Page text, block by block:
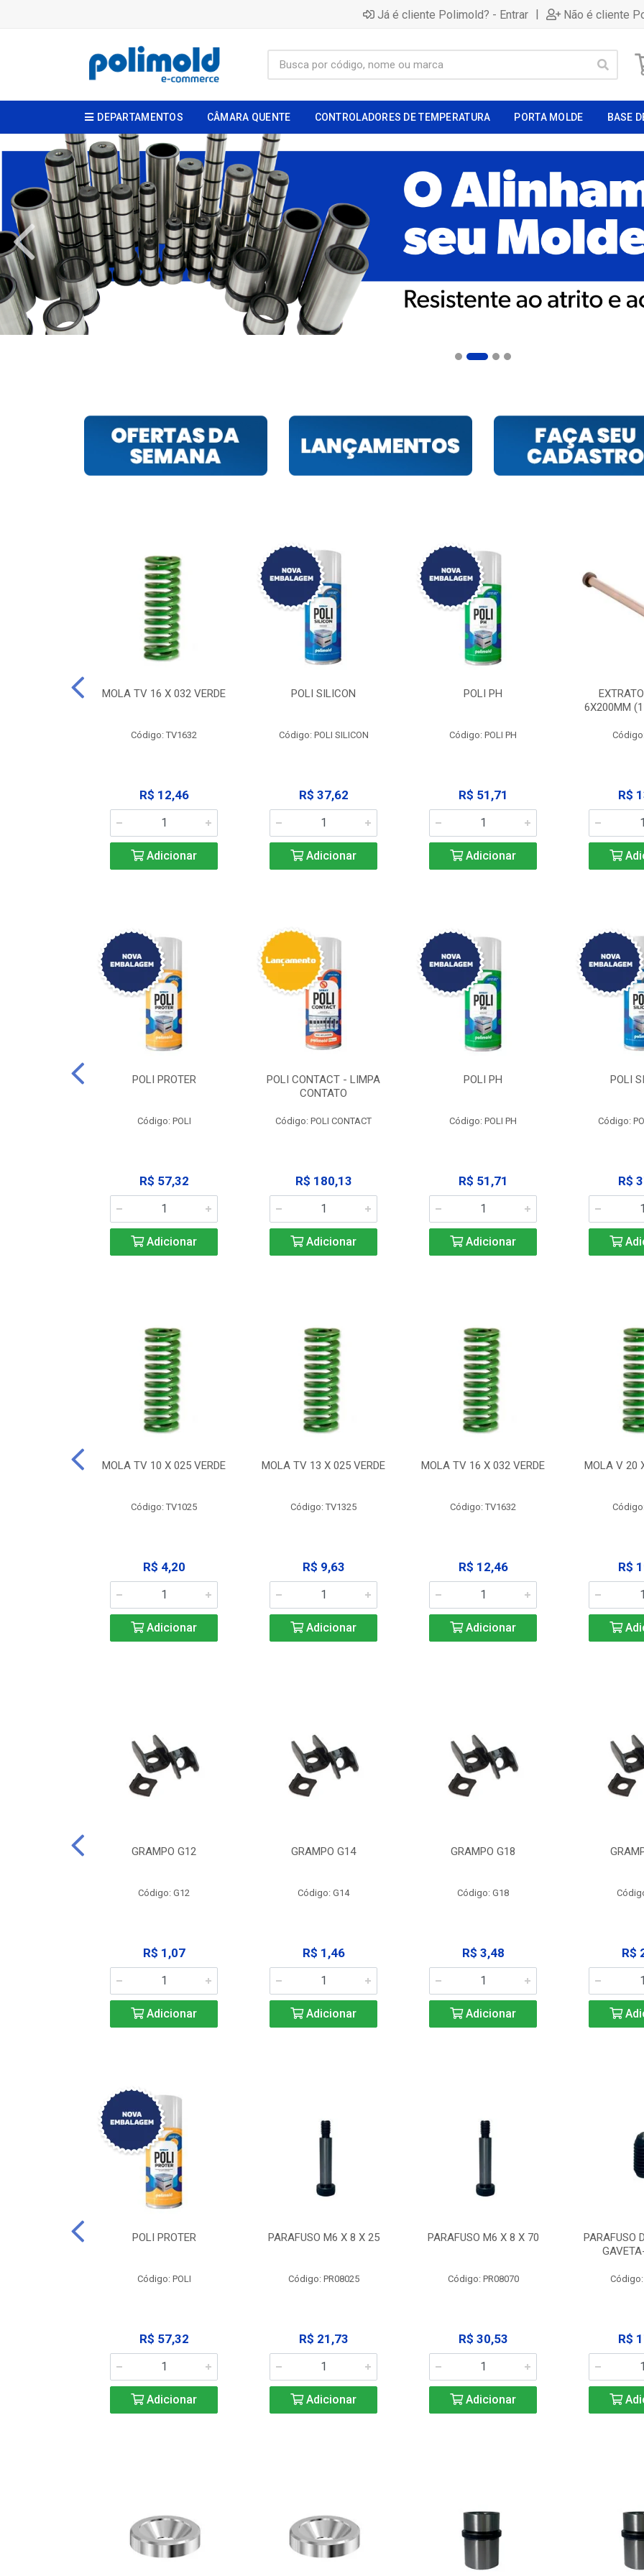
Já é cliente Polimold? - Entrar | Não é cliente
DEPARTAMENTOS CÂMARA QUENTE CONTROLADORES DE TEMPERATURA PORTA MOLDE BASE
MOLA TV 16 X 032 VERDE
Código: TV1632
R$ 12,46
Adicionar
POLI SILICON
Código: POLI SILICON
R$ 37,62
Adicionar
POLI PH
Código: POLI PH
R$ 51,71
Adicionar
6X200MM
R$
POLI PROTER
Código: POLI
R$ 57,32
Adicionar
POLI CONTACT - LIMPA
CONTATO
Código: POLI CONTACT
R$ 180,13
Adicionar
POLI PH
Código: POLI PH
R$ 51,71
Adicionar
POLI
Código:
R$
MOLA TV 10 X 025 VERDE
Código: TV1025
R$ 4,20
Adicionar
MOLA TV 13 X 025 VERDE
Código: TV1325
R$ 9,63
Adicionar
MOLA TV 16 X 032 VERDE
Código: TV1632
R$ 12,46
Adicionar
MOLA V 20
R$
GRAMPO G12
Código: G12
R$ 1,07
Adicionar
GRAMPO G14
Código: G14
R$ 1,46
Adicionar
GRAMPO G18
Código: G18
R$ 3,48
Adicionar
R$
POLI PROTER
Código: POLI
R$ 57,32
Adicionar
PARAFUSO M6 X 8 X 25
Código: PR08025
R$ 21,73
Adicionar
PARAFUSO M6 X 8 X 70
Código: PR08070
R$ 30,53
Adicionar
PARAFUSO
Código:
R$